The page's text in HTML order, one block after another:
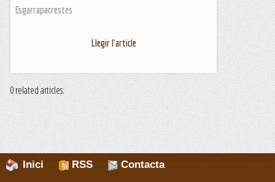
Esgarrapacrestes
Llegir l'article
0 related articles.
Inici RSS Contacta